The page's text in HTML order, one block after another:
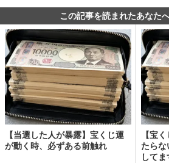
この記事を読まれたあなた
【当選した人が暴露】宝くじ運
が動く時、必ずある前触れ
【宝
たらな
してま